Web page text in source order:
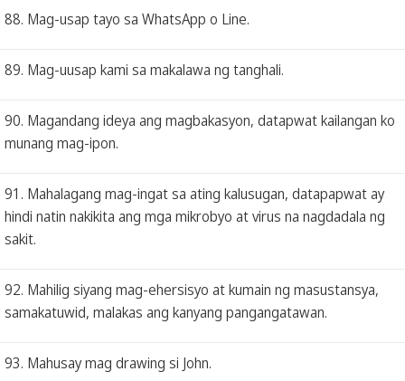
88. Mag-usap tayo sa WhatsApp o Line.
89. Mag-uusap kami sa makalawa ng tanghali.
90. Magandang ideya ang magbakasyon, datapwat kailangan ko
munang mag-ipon.
91. Mahalagang mag-ingat sa ating kalusugan, datapapwat ay
hindi natin nakikita ang mga mikrobyo at virus na nagdadala ng
sakit.
92. Mahilig siyang mag-ehersisyo at kumain ng masustansya,
samakatuwid, malakas ang kanyang pangangatawan.
93. Mahusay mag drawing si John.